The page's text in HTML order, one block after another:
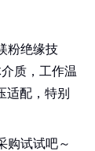
粉绝缘技
质，工作温
适配，特别
购试试吧～